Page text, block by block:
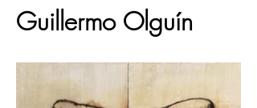
Guillermo Olguín